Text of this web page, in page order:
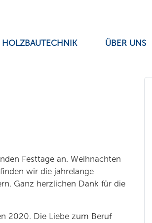
HOLZBAUTECHNIK ÜBER UNS
Festtage an. Weihnachten
wir die jahrelange
Ganz herzlichen Dank für die
2020. Die Liebe zum Beruf